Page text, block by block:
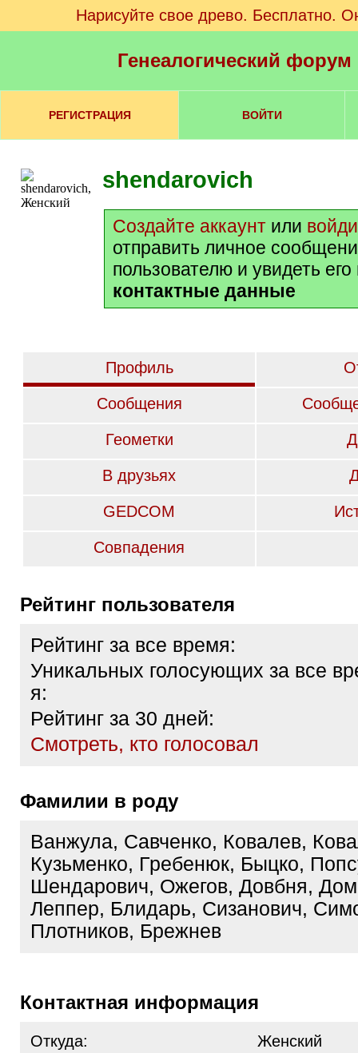
Нарисуйте свое древо. Бесплатно.
Генеалогический
РЕГИСТРАЦИЯ ВОЙТИ
shendarovich
Создайте аккаунт или
отправить личное
пользователю и увидеть
контактные данные
Профиль
Сообщения
Геометки
В друзьях
GEDCOM
Совпадения
Рейтинг пользователя
Рейтинг за все время:
Уникальных голосующих за все
я:
Рейтинг за 30 дней:
Cмотреть, кто голосовал
Фамилии в роду
Ванжула, Савченко, Ковалев,
Кузьменко, Гребенюк, Быцко,
Шендарович, Ожегов, Довбня,
Леппер, Блидарь, Сизанович,
Плотников, Брежнев
Контактная информация
Откуда:
Женский